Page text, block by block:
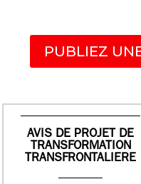
PUBLIEZ
AVIS DE PROJET DE
TRANSFORMATION
TRANSFRONTALIERE